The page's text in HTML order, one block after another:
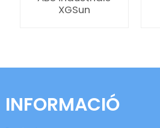
XGSun
INFORMACIÓ